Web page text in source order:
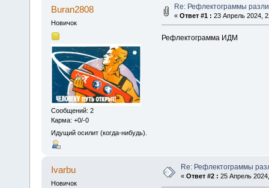
Buran2808
Новичок
Сообщений: 2
Карма: +0/-0
Идущий осилит (когда-нибудь).
Re: Рефлектограммы
« Ответ #1 : 23 Апрель 2024,
Рефлектограмма ИДМ
Ivarbu
Новичок
Re: Рефлектограммы
« Ответ #2 : 25 Апрель